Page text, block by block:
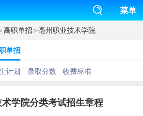
菜单
高职单招>亳州职业技术学院
单招
计划 录取分数 收费标准
学院分类考试招生章程